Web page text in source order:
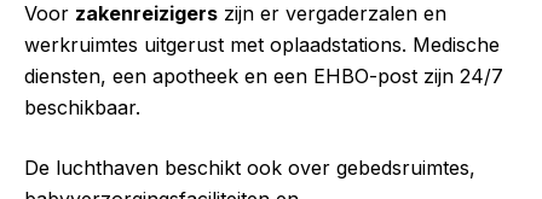
Voor zakenreizigers zijn er vergaderzalen en
werkruimtes uitgerust met oplaadstations. Medische
diensten, een apotheek en een EHBO-post zijn 24/7
beschikbaar.
De luchthaven beschikt ook over gebedsruimtes,